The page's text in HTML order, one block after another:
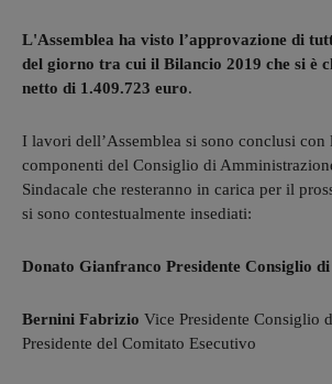
L'Assemblea ha visto l’approvazione di
del giorno tra cui il Bilancio 2019 che si è
netto di 1.409.723 euro.
I lavori dell’Assemblea si sono conclusi con
componenti del Consiglio di
Sindacale che resteranno in carica per il
si sono contestualmente insediati:
Donato Gianfranco Presidente Consiglio
Bernini Fabrizio Vice Presidente Consiglio
Presidente del Comitato Esecutivo